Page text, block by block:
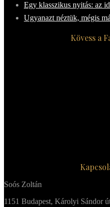
Egy klasszikus nyitás: az
Ugyanazt néztük, mégis
Kövess a
Soós Zoltán
1151 Budapest, Károlyi Sándor